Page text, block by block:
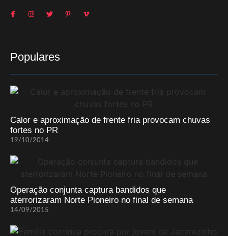
Populares
Calor e aproximação de frente fria provocam chuvas
fortes no PR
19/10/2014
Operação conjunta captura bandidos que
aterrorizaram Norte Pioneiro no final de semana
14/09/2015